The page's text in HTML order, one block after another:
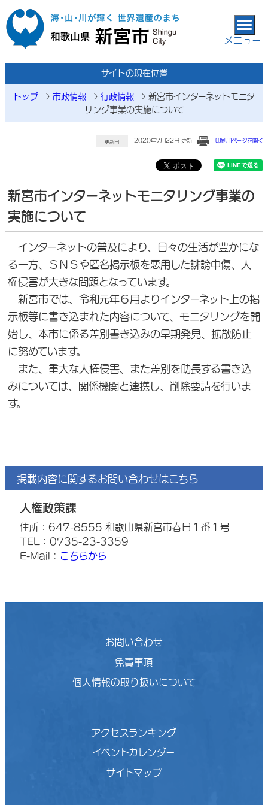
本文へ移動
メニュー
サイトの現在位置
トップ ⇒ 市政情報 ⇒ 行政情報 ⇒ 新宮市インターネットモニタ
リング事業の実施について
更新日 2020年7月22日 更新 印刷用ページを開く
新宮市インターネットモニタリング事業の
実施について
インターネットの普及により、日々の生活が豊かにな
る一方、ＳＮＳや匿名掲示板を悪用した誹謗中傷、人
権侵害が大きな問題となっています。
新宮市では、令和元年６月よりインターネット上の掲
示板等に書き込まれた内容について、モニタリングを開
始し、本市に係る差別書き込みの早期発見、拡散防止
に努めています。
また、重大な人権侵害、また差別を助長する書き込
みについては、関係機関と連携し、削除要請を行いま
す。
掲載内容に関するお問い合わせはこちら
人権政策課
住所：647-8555 和歌山県新宮市春日１番１号
TEL：0735-23-3359
E-Mail： こちらから
お問い合わせ
免責事項
個人情報の取り扱いについて
アクセスランキング
イベントカレンダー
サイトマップ